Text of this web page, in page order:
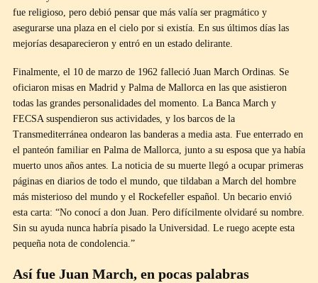
fue religioso, pero debió pensar que más valía ser pragmático y
asegurarse una plaza en el cielo por si existía. En sus últimos días las
mejorías desaparecieron y entró en un estado delirante.
Finalmente, el 10 de marzo de 1962 falleció Juan March Ordinas. Se
oficiaron misas en Madrid y Palma de Mallorca en las que asistieron
todas las grandes personalidades del momento. La Banca March y
FECSA suspendieron sus actividades, y los barcos de la
Transmediterránea ondearon las banderas a media asta. Fue enterrado en
el panteón familiar en Palma de Mallorca, junto a su esposa que ya había
muerto unos años antes. La noticia de su muerte llegó a ocupar primeras
páginas en diarios de todo el mundo, que tildaban a March del hombre
más misterioso del mundo y el Rockefeller español. Un becario envió
esta carta: “No conocí a don Juan. Pero difícilmente olvidaré su nombre.
Sin su ayuda nunca habría pisado la Universidad. Le ruego acepte esta
pequeña nota de condolencia.”
Así fue Juan March, en pocas palabras